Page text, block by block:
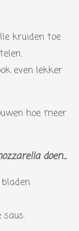
kruiden toe
even lekker
hoe meer
doen...